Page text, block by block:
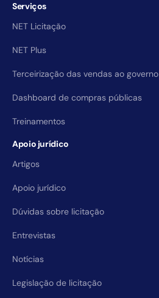
Serviços
NET Licitação
NET Plus
Terceirização das vendas ao governo
Dashboard de compras públicas
Treinamentos
Apoio jurídico
Artigos
Apoio jurídico
Dúvidas sobre licitação
Entrevistas
Notícias
Legislação de licitação